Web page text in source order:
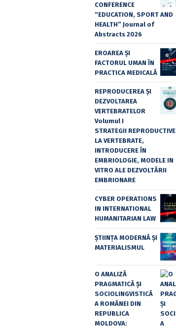
CONFERENCE
“EDUCATION, SPORT AND
HEALTH” Journal of
Abstracts 2026
EROAREA ȘI
FACTORUL UMAN ÎN
PRACTICA MEDICALĂ
REPRODUCEREA ȘI
DEZVOLTAREA
VERTEBRATELOR
Volumul I
STRATEGII REPRODUCTIVE
LA VERTEBRATE,
INTRODUCERE ÎN
EMBRIOLOGIE, MODELE IN
VITRO ALE DEZVOLTĂRII
EMBRIONARE
CYBER OPERATIONS
IN INTERNATIONAL
HUMANITARIAN LAW
ȘTIINȚA MODERNĂ ȘI
MATERIALISMUL
O ANALIZĂ
PRAGMATICĂ ȘI
SOCIOLINGVISTICĂ
A ROMÂNEI DIN
REPUBLICA
MOLDOVA: